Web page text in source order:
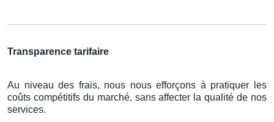
Transparence tarifaire
Au niveau des frais, nous nous efforçons à pratiquer les
coûts compétitifs du marché, sans affecter la qualité de nos
services.